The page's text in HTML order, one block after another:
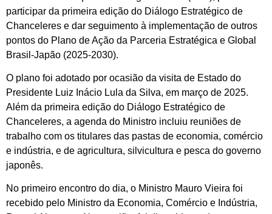
participar da primeira edição do Diálogo Estratégico de
Chanceleres e dar seguimento à implementação de outros
pontos do Plano de Ação da Parceria Estratégica e Global
Brasil-Japão (2025-2030).
O plano foi adotado por ocasião da visita de Estado do
Presidente Luiz Inácio Lula da Silva, em março de 2025.
Além da primeira edição do Diálogo Estratégico de
Chanceleres, a agenda do Ministro incluiu reuniões de
trabalho com os titulares das pastas de economia, comércio
e indústria, e de agricultura, silvicultura e pesca do governo
japonês.
No primeiro encontro do dia, o Ministro Mauro Vieira foi
recebido pelo Ministro da Economia, Comércio e Indústria,